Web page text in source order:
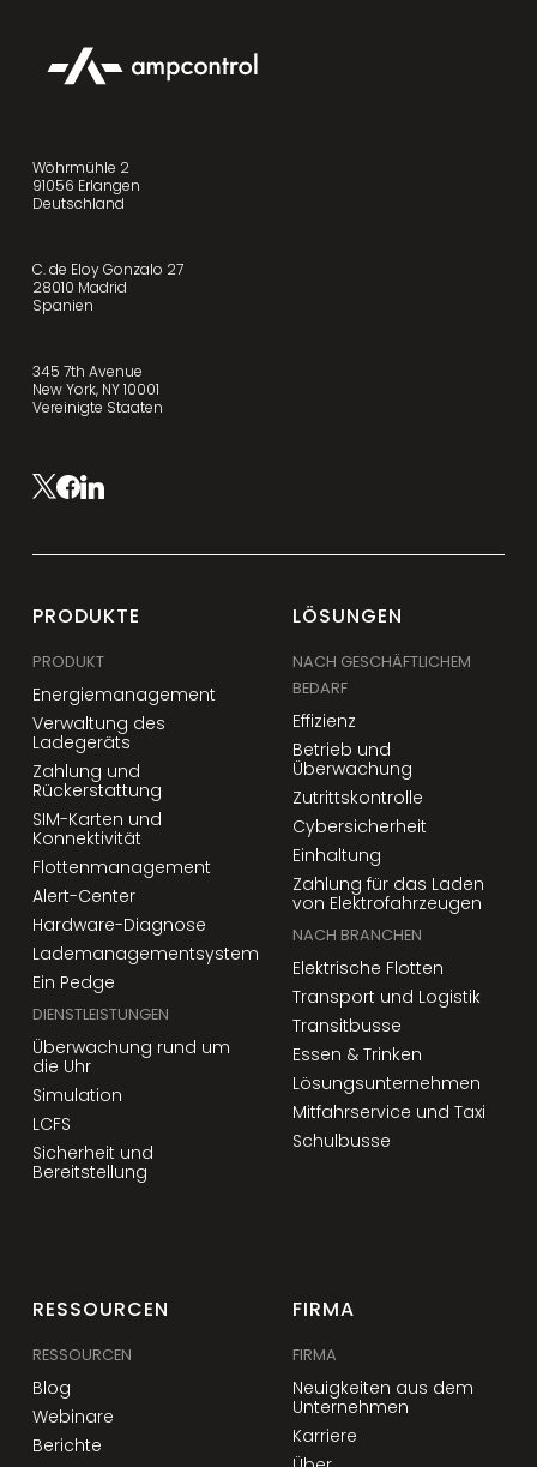
Wöhrmühle 2
91056 Erlangen
Deutschland
C. de Eloy Gonzalo 27
28010 Madrid
Spanien
345 7th Avenue
New York, NY 10001
Vereinigte Staaten
PRODUKTE
PRODUKT
Energiemanagement
Verwaltung des
Ladegeräts
Zahlung und
Rückerstattung
SIM-Karten und
Konnektivität
Flottenmanagement
Alert-Center
Hardware-Diagnose
Lademanagementsystem
Ein Pedge
DIENSTLEISTUNGEN
Überwachung rund um
die Uhr
Simulation
LCFS
Sicherheit und
Bereitstellung
LÖSUNGEN
NACH GESCHÄFTLICHEM
BEDARF
Effizienz
Betrieb und
Überwachung
Zutrittskontrolle
Cybersicherheit
Einhaltung
Zahlung für das Laden
von Elektrofahrzeugen
NACH BRANCHEN
Elektrische Flotten
Transport und Logistik
Transitbusse
Essen & Trinken
Lösungsunternehmen
Mitfahrservice und Taxi
Schulbusse
RESSOURCEN
RESSOURCEN
Blog
Webinare
Berichte
FIRMA
FIRMA
Neuigkeiten aus dem
Unternehmen
Karriere